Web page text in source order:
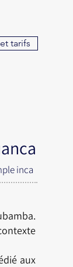
tarifs
inca
aux